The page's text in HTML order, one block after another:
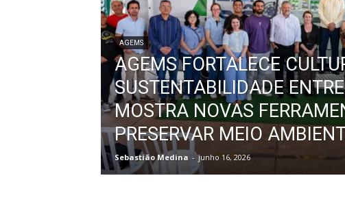
AGEMS
AGEMS FORTALECE
SUSTENTABILIDADE
MOSTRA NOVAS
PRESERVAR MEIO
Sebastião Medina - junho 16, 2026